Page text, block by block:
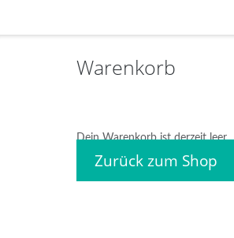
Warenkorb
Dein Warenkorb ist derzeit leer.
Zurück zum Shop